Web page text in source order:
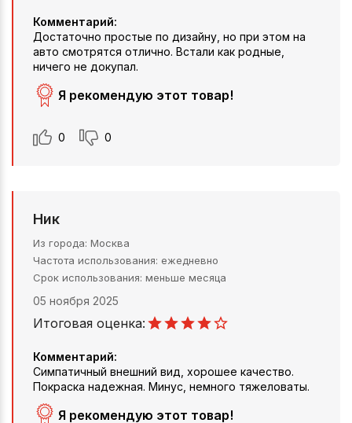
Комментарий:
Достаточно простые по дизайну, но при этом на
авто смотрятся отлично. Встали как родные,
ничего не докупал.
Я рекомендую этот товар!
0 0
Ник
Из города Москва
Частота использования ежедневно
Срок использования меньше месяца
05 ноября 2025
Итоговая оценка:
Комментарий:
Симпатичный внешний вид, хорошее качество.
Покраска надежная. Минус, немного тяжеловаты.
Я рекомендую этот товар!